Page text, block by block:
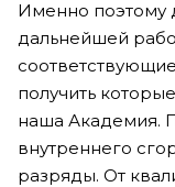
Именно поэтому
дальнейшей
получить
наша Академия.
внутреннего
разряды. От